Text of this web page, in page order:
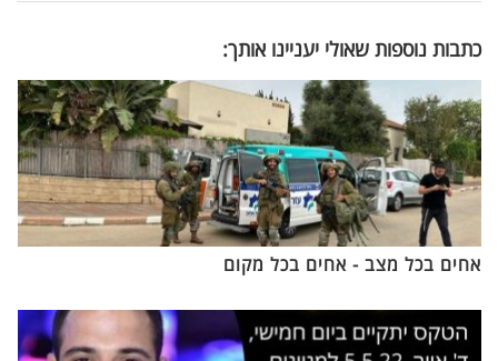
כתבות נוספות שאולי יעניינו אותך:
אחים בכל מצב - אחים בכל מקום